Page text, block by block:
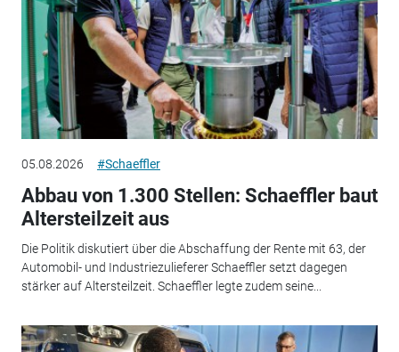
05.08.2026 #Schaeffler
Abbau von 1.300 Stellen: Schaeffler baut
Altersteilzeit aus
Die Politik diskutiert über die Abschaffung der Rente mit 63, der
Automobil- und Industriezulieferer Schaeffler setzt dagegen
stärker auf Altersteilzeit. Schaeffler legte zudem seine...